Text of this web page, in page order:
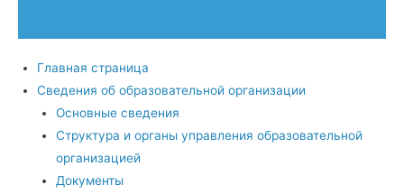
Главная страница
Сведения об образовательной организации
Основные сведения
Структура и органы управления образовательной
организацией
Документы